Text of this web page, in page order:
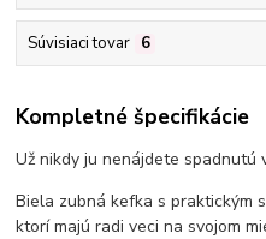
Súvisiaci tovar 6
Kompletné špecifikácie
Už nikdy ju nenájdete spadnutú
Biela zubná kefka s praktickým
ktorí majú radi veci na svojom